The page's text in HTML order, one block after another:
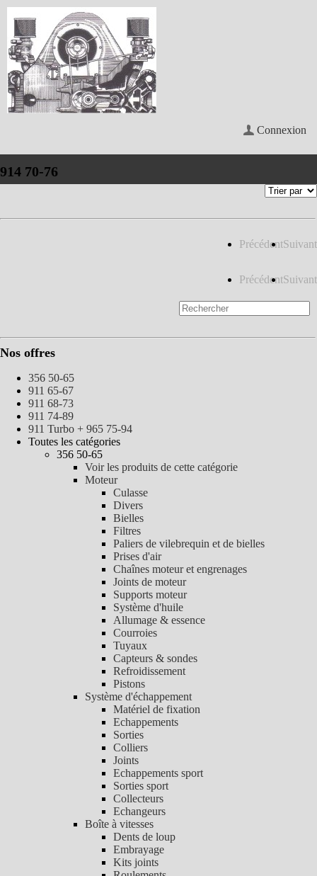
Connexion
914 70-76
PrécédentSuivant
PrécédentSuivant
Nos offres
356 50-65
911 65-67
911 68-73
911 74-89
911 Turbo + 965 75-94
Toutes les catégories
356 50-65
Voir les produits de cette catégorie
Moteur
Culasse
Divers
Bielles
Filtres
Paliers de vilebrequin et de bielles
Prises d'air
Chaînes moteur et engrenages
Joints de moteur
Supports moteur
Système d'huile
Allumage & essence
Courroies
Tuyaux
Capteurs & sondes
Refroidissement
Pistons
Système d'échappement
Matériel de fixation
Echappements
Sorties
Colliers
Joints
Echappements sport
Sorties sport
Collecteurs
Echangeurs
Boîte à vitesses
Dents de loup
Embrayage
Kits joints